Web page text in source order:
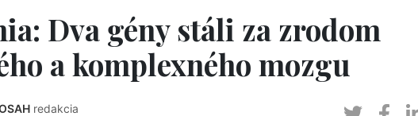
Dva gény stáli za zrodom
a komplexného mozgu
redakcia